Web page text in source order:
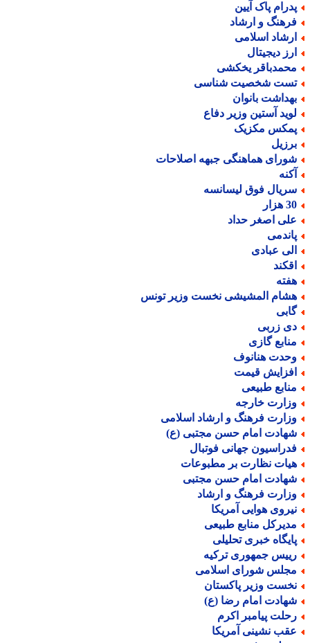
پاک آیین
و ارشاد
اسلامی
دیجیتال
یخکشی
شخصیت شناسی
بانوان
آستین وزیر دفاع
مکزیک
هماهنگی جبهه اصلاحات
فوق لیسانسه
اصغر حداد
عبادی
المشیشی نخست وزیر تونس
زربی
گازی
هنانوف
قیمت
طبیعی
خارجه
فرهنگ و ارشاد اسلامی
امام حسن مجتبی (ع)
جهانی فوتبال
نظارت بر مطبوعات
امام حسن مجتبی
فرهنگ و ارشاد
هوایی آمریکا
منابع طبیعی
خبری تحلیلی
جمهوری ترکیه
شورای اسلامی
وزیر پاکستان
امام رضا (ع)
پیامبر اکرم
نشینی آمریکا